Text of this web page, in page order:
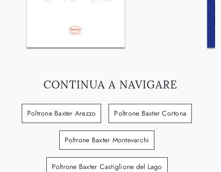
CONTINUA A NAVIGARE
Poltrone Baxter Arezzo Poltrone Baxter Cortona
Poltrone Baxter Montevarchi
Poltrone Baxter Castiglione del Lago